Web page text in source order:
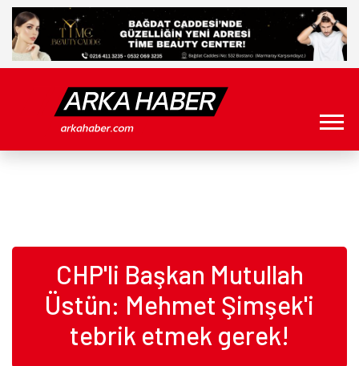
CHP'li Başkan Mutullah
Üstün: Mehmet Şimşek'i
tebrik etmek gerek!